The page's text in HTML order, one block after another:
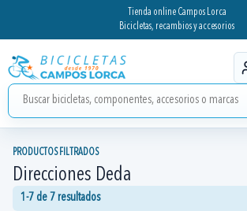
Tienda online Campos Lorca
Bicicletas, recambios y accesorios
PRODUCTOS FILTRADOS
Direcciones Deda
1-7 de 7 resultados